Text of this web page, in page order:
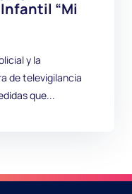
“Mi
y la
de televigilancia
que...